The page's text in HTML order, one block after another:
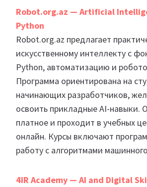
Robot.org.az — Artificial
Python
Robot.org.az предлагает
искусственному интеллекту с
Python, автоматизацию и
Программа ориентирована на
начинающих разработчиков,
освоить прикладные AI-навыки.
платное и проходит в учебных
онлайн. Курсы включают
работу с алгоритмами
4IR Academy — AI and Digital